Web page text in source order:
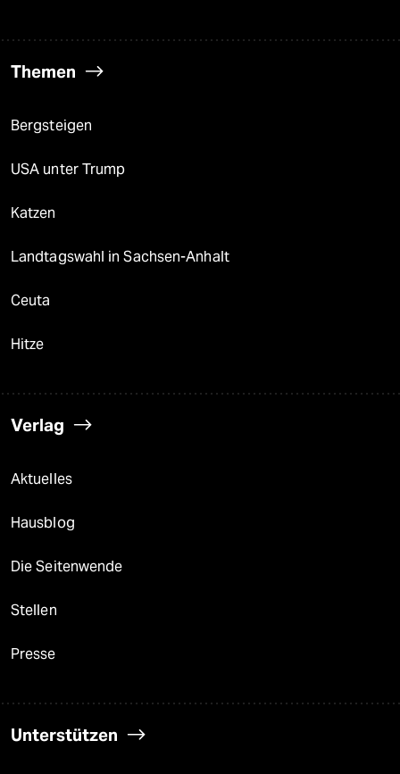
Themen
Bergsteigen
USA unter Trump
Katzen
Landtagswahl in Sachsen-Anhalt
Ceuta
Hitze
Verlag
Aktuelles
Hausblog
Die Seitenwende
Stellen
Presse
Unterstützen